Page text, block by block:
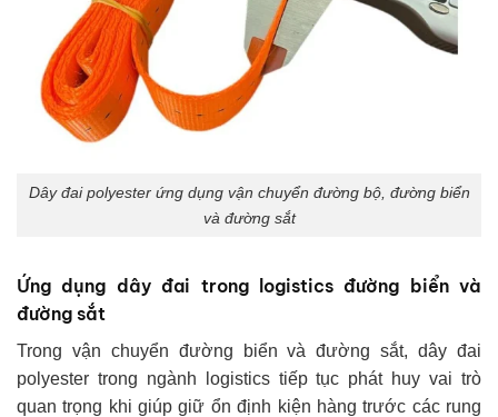
Dây đai polyester ứng dụng vận chuyển đường bộ, đường biển
và đường sắt
Ứng dụng dây đai trong logistics đường biển và
đường sắt
Trong vận chuyển đường biển và đường sắt, dây đai
polyester trong ngành logistics tiếp tục phát huy vai trò
quan trọng khi giúp giữ ổn định kiện hàng trước các rung